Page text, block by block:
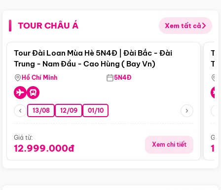
TOUR CHÂU Á Xem tất cả
Điểm nổi bật
Tour Đài Loan Mùa Hè 5N4Đ | Đài Bắc - Đài
Trung - Nam Đầu - Cao Hùng ( Bay Vn)
Hồ Chí Minh 5N4Đ
13/08 12/09 01/10
Giá từ:
12.999.000đ Xem chi tiết